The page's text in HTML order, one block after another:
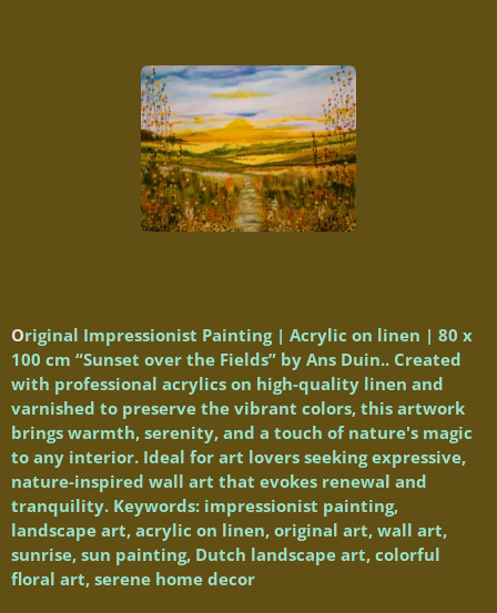
Original Impressionist Painting | Acrylic on linen | 80 x
100 cm “Sunset over the Fields” by Ans Duin.. Created
with professional acrylics on high-quality linen and
varnished to preserve the vibrant colors, this artwork
brings warmth, serenity, and a touch of nature's magic
to any interior. Ideal for art lovers seeking expressive,
nature-inspired wall art that evokes renewal and
tranquility. Keywords: impressionist painting,
landscape art, acrylic on linen, original art, wall art,
sunrise, sun painting, Dutch landscape art, colorful
floral art, serene home decor